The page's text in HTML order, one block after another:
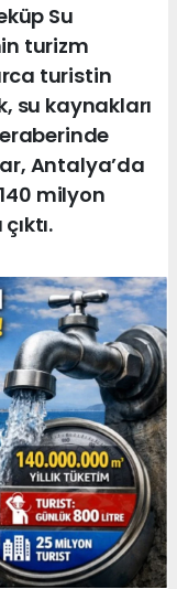
Su
turizm
turistin
su kaynakları
Antalya’da
milyon